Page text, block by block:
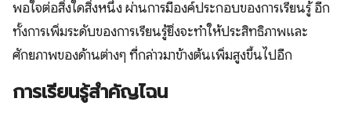
พอใจต่อสิ่งใดสิ่งหนึ่ง ผ่านการมีองค์ประกอบของการเรียนรู้ อีก
ทั้งการเพิ่มระดับของการเรียนรู้ยิ่งจะทำให้ประสิทธิภาพและ
ศักยภาพของด้านต่างๆ ที่กล่าวมาข้างต้นเพิ่มสูงขึ้นไปอีก
การเรียนรู้สำคัญไฉน